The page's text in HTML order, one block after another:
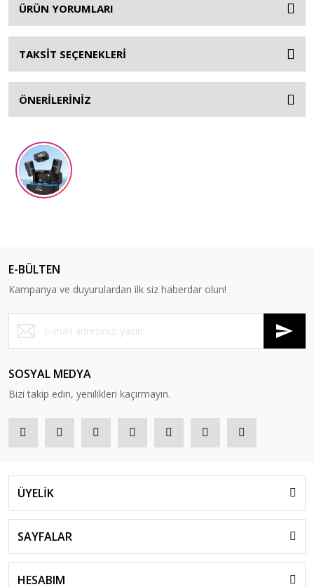
ÜRÜN YORUMLARI
TAKSİT SEÇENEKLERİ
ÖNERİLERİNİZ
E-BÜLTEN
Kampanya ve duyurulardan ilk siz haberdar olun!
SOSYAL MEDYA
Bizi takip edin, yenilikleri kaçırmayın.
ÜYELİK
SAYFALAR
HESABIM